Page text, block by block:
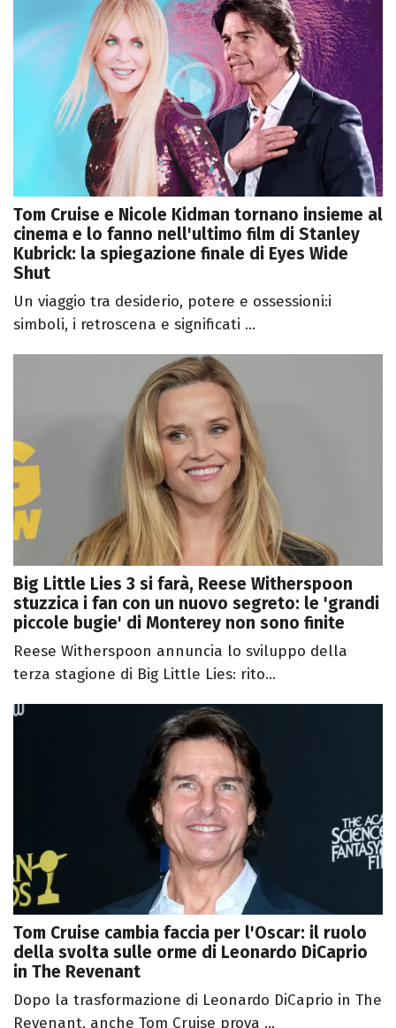
Tom Cruise e Nicole Kidman tornano insieme al
cinema e lo fanno nell'ultimo film di Stanley
Kubrick: la spiegazione finale di Eyes Wide
Shut
Un viaggio tra desiderio, potere e ossessioni:i
simboli, i retroscena e significati ...
Big Little Lies 3 si farà, Reese Witherspoon
stuzzica i fan con un nuovo segreto: le 'grandi
piccole bugie' di Monterey non sono finite
Reese Witherspoon annuncia lo sviluppo della
terza stagione di Big Little Lies: rito...
Tom Cruise cambia faccia per l'Oscar: il ruolo
della svolta sulle orme di Leonardo DiCaprio
in The Revenant
Dopo la trasformazione di Leonardo DiCaprio in The
Revenant, anche Tom Cruise prova ...